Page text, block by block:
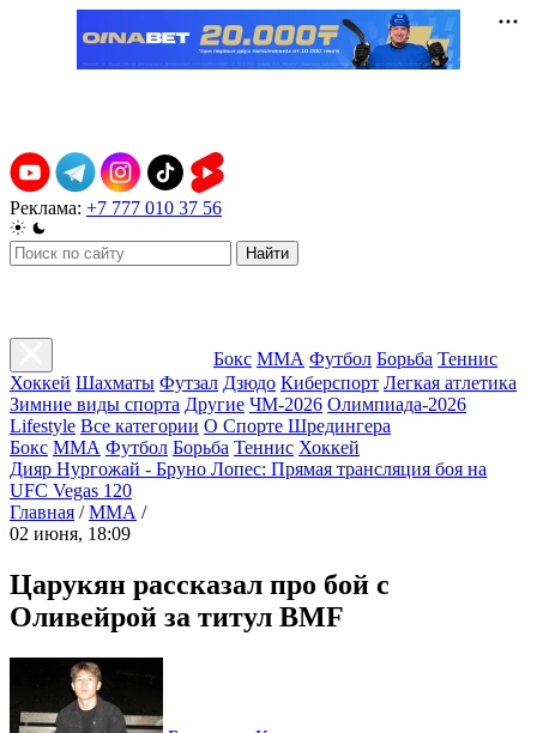
Реклама: +7 777 010 37 56
Найти
Бокс ММА Футбол Борьба Теннис
Хоккей Шахматы Футзал Дзюдо Киберспорт Легкая атлетика
Зимние виды спорта Другие ЧМ-2026 Олимпиада-2026
Lifestyle Все категории О Спорте Шредингера
Бокс ММА Футбол Борьба Теннис Хоккей
Дияр Нургожай - Бруно Лопес: Прямая трансляция боя на
UFC Vegas 120
Главная / ММА /
02 июня, 18:09
Царукян рассказал про бой с
Оливейрой за титул BMF